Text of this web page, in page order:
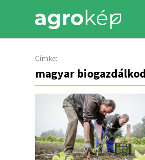
Címke:
magyar